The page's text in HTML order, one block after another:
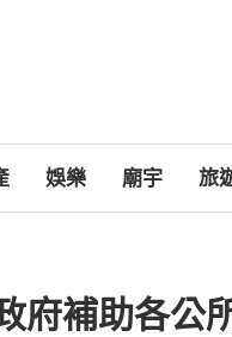
娛樂 廟宇 旅
府補助各公